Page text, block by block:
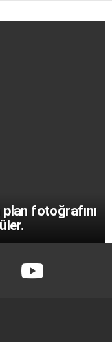
fotoğrafını
youtube